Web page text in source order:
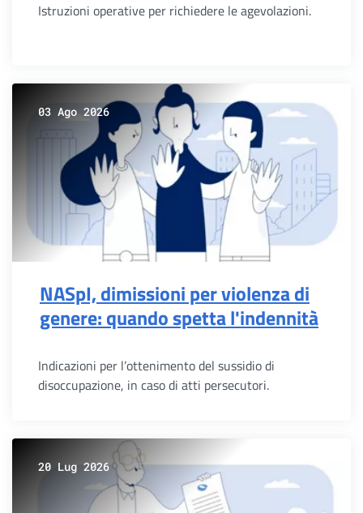
Istruzioni operative per richiedere le agevolazioni.
03 Ago 2026
NASpI, dimissioni per violenza di
genere: quando spetta l'indennità
Indicazioni per l’ottenimento del sussidio di
disoccupazione, in caso di atti persecutori.
20 Lug 2026